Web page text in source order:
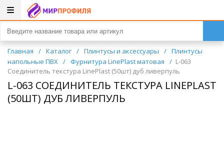
Главная / Каталог / Плинтусы и аксессуары / Плинтусы
напольные ПВХ / Фурнитура LinePlast матовая / L-063
Соединитель текстура LinePlast (50шт) дуб ливерпуль
L-063 СОЕДИНИТЕЛЬ ТЕКСТУРА LINEPLAST
(50ШТ) ДУБ ЛИВЕРПУЛЬ